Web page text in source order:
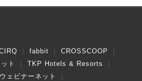
fabbit
CROSSCOOP
ト
TKP Hotels & Resorts
ェビナーネット